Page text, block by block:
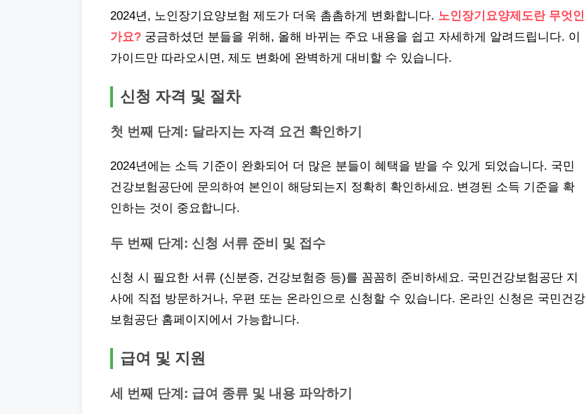
2024년, 노인장기요양보험 제도가 더욱 촘촘하게 변화합니다. 노인장기요양제도란 무엇인
가요? 궁금하셨던 분들을 위해, 올해 바뀌는 주요 내용을 쉽고 자세하게 알려드립니다. 이
가이드만 따라오시면, 제도 변화에 완벽하게 대비할 수 있습니다.
신청 자격 및 절차
첫 번째 단계: 달라지는 자격 요건 확인하기
2024년에는 소득 기준이 완화되어 더 많은 분들이 혜택을 받을 수 있게 되었습니다. 국민
건강보험공단에 문의하여 본인이 해당되는지 정확히 확인하세요. 변경된 소득 기준을 확
인하는 것이 중요합니다.
두 번째 단계: 신청 서류 준비 및 접수
신청 시 필요한 서류 (신분증, 건강보험증 등)를 꼼꼼히 준비하세요. 국민건강보험공단 지
사에 직접 방문하거나, 우편 또는 온라인으로 신청할 수 있습니다. 온라인 신청은 국민건강
보험공단 홈페이지에서 가능합니다.
급여 및 지원
세 번째 단계: 급여 종류 및 내용 파악하기